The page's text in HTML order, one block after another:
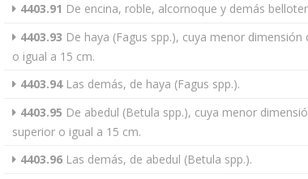
4403.91 De encina, roble, alcornoque y demás
4403.93 De haya (Fagus spp.), cuya menor
o igual a 15 cm.
4403.94Las demás, de haya (Fagus spp.).
4403.95 De abedul (Betula spp.), cuya menor
superior o igual a 15 cm.
4403.96 Las demás, de abedul (Betula spp.).